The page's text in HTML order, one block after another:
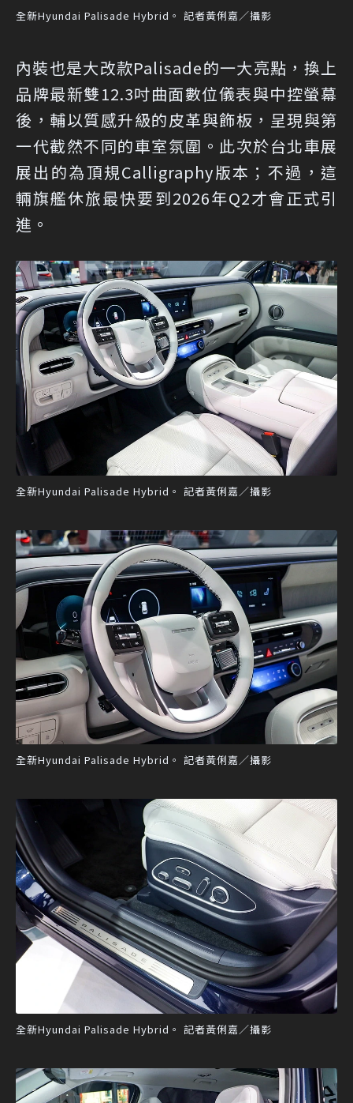
全新Hyundai Palisade Hybrid。 記者黃俐嘉／攝影
內裝也是大改款Palisade的一大亮點，換上
品牌最新雙12.3吋曲面數位儀表與中控螢幕
後，輔以質感升級的皮革與飾板，呈現與第
一代截然不同的車室氛圍。此次於台北車展
展出的為頂規Calligraphy版本；不過，這
輛旗艦休旅最快要到2026年Q2才會正式引
進。
全新Hyundai Palisade Hybrid。 記者黃俐嘉／攝影
全新Hyundai Palisade Hybrid。 記者黃俐嘉／攝影
全新Hyundai Palisade Hybrid。 記者黃俐嘉／攝影